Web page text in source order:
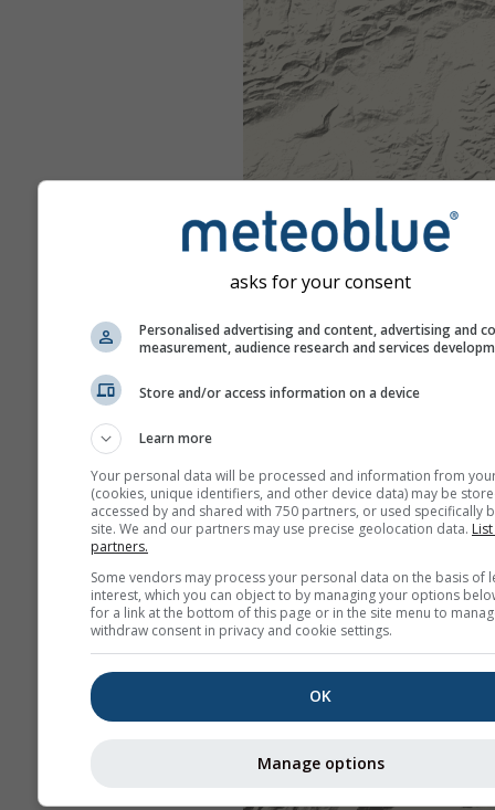
asks for your consent
Personalised advertising and content, advertising and
measurement, audience research and services
Store and/or access information on a device
Learn more
Your personal data will be processed and information from
(cookies, unique identifiers, and other device data) may be
accessed by and shared with 750 partners, or used specifically
site. We and our partners may use precise geolocation data.
partners.
Some vendors may process your personal data on the basis of
interest, which you can object to by managing your options
for a link at the bottom of this page or in the site menu to
withdraw consent in privacy and cookie settings.
OK
Manage options